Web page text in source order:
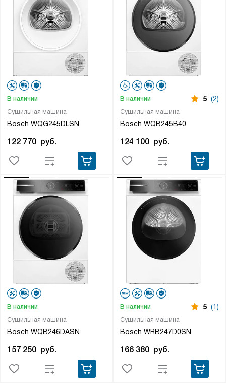
Сушильная машина
Bosch WQG245DLSN
В наличии
122 770 руб.
Сушильная машина
Bosch WQB245B40
В наличии 5 (2)
124 100 руб.
Сушильная машина
Bosch WQB246DASN
В наличии
157 250 руб.
Сушильная машина
Bosch WRB247D0SN
В наличии 5 (1)
166 380 руб.